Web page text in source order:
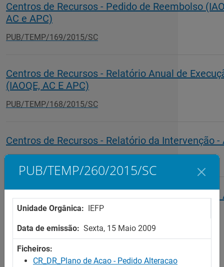
Centros de Recursos - Pedido de Reembolso
AC e APC)
PUB/TEMP/169/2015/SC
Centros de Recursos - Relatório Anual de
(IAOQE, AC E APC)
PUB/TEMP/168/2015/SC
Centros de Recursos - Relatório da Intervenção -
Centros de Recursos - Relatório da Intervenção -
PUB/TEMP/123/2015/SC
PUB/TEMP/260/2015/SC
Unidade Orgânica: IEFP
Data de emissão: Sexta, 15 Maio 2009
Ficheiros:
CR_DR_Plano de Acao - Pedido Alteracao